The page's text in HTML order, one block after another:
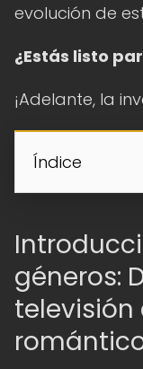
evolución de
¿Estás listo
¡Adelante, la
Índice
géneros: